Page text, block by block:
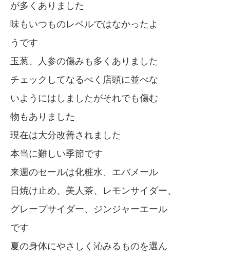
が多くありました
味もいつものレベルではなかったよ
うです
玉葱、人参の傷みも多くありました
チェックしてなるべく店頭に並べな
いようにはしましたがそれでも傷む
物もありました
現在は大分改善されました
本当に難しい季節です
来週のセールは化粧水、エバメール
日焼け止め、美人茶、レモンサイダー、
グレープサイダー、ジンジャーエール
です
夏の身体にやさしく沁みるものを選ん